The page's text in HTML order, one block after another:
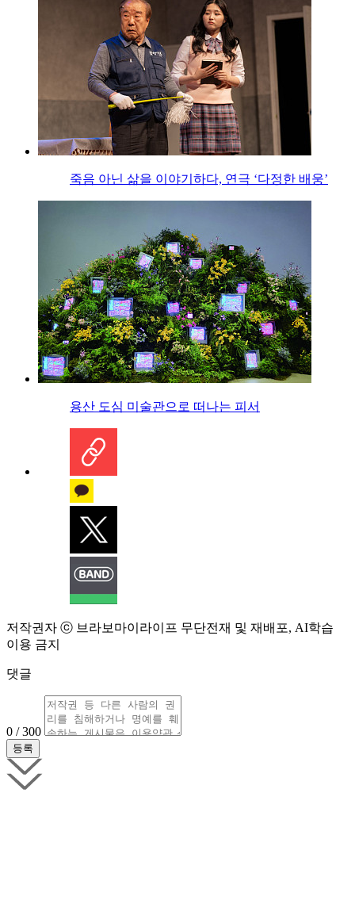
죽음 아닌 삶을 이야기하다, 연극 ‘다정한 배웅’
용산 도심 미술관으로 떠나는 피서
저작권자 ⓒ 브라보마이라이프 무단전재 및 재배포, AI학습
이용 금지
댓글
0 / 300